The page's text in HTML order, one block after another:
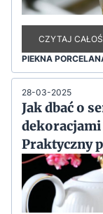
CZYTAJ
PIEKNA
28-03-2025
Jak dbać o
Praktyczny